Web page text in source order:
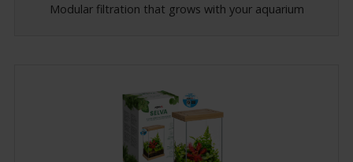
Modular filtration that grows with your aquarium